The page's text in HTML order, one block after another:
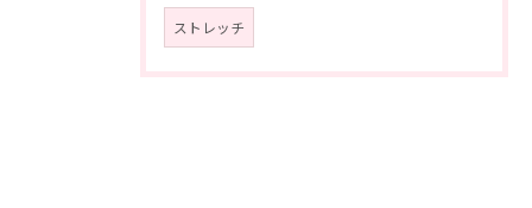
ストレッチ